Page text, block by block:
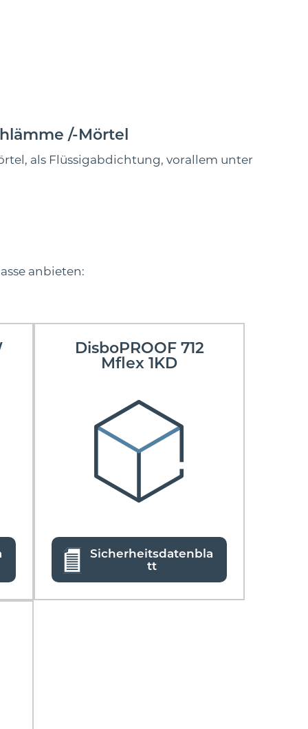
/-Mörtel
als Flüssigabdichtung, vorallem unter
anbieten:
DisboPROOF 712
Mflex 1KD
Sicherheitsdatenbla
tt